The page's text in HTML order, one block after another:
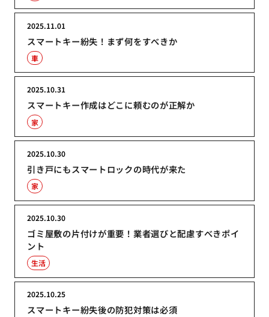
スマートキー紛失！まず何をすべきか
2025.11.01
車
スマートキー作成はどこに頼むのが正解か
2025.10.31
家
引き戸にもスマートロックの時代が来た
2025.10.30
家
ゴミ屋敷の片付けが重要！業者選びと配慮すべきポイ
ント
2025.10.30
生活
スマートキー紛失後の防犯対策は必須
2025.10.25